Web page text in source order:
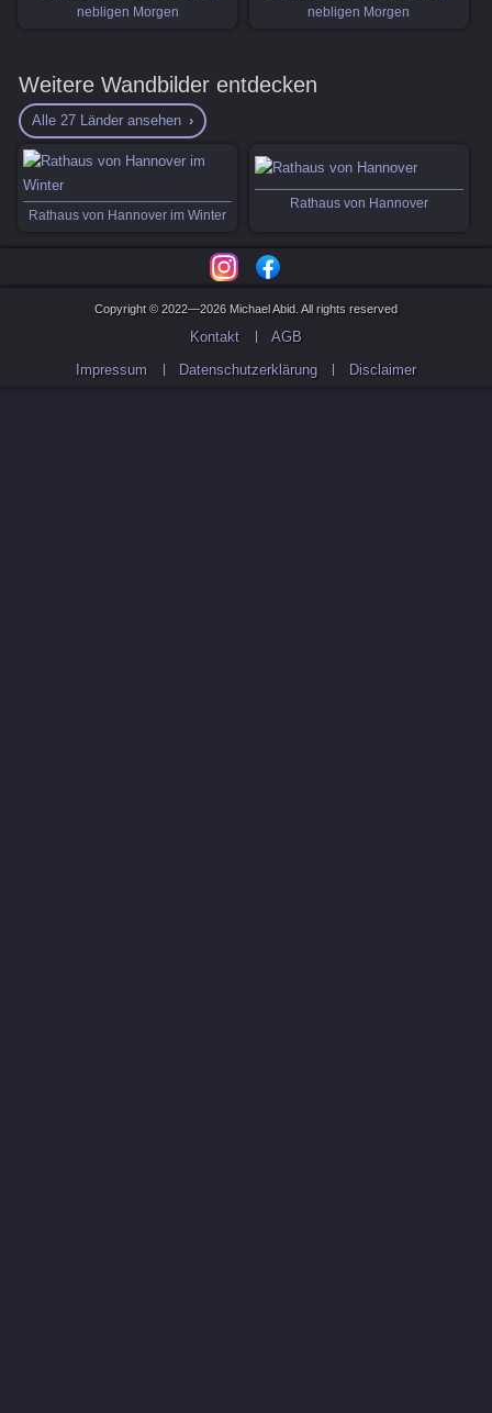
nebligen Morgen
nebligen Morgen
Weitere Wandbilder entdecken
Alle 27 Länder ansehen
Rathaus von Hannover im Winter
Rathaus von Hannover
Copyright © 2022—2026 Michael Abid. All rights reserved
Kontakt
AGB
Impressum
Datenschutzerklärung Disclaimer